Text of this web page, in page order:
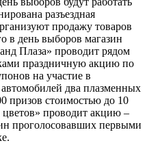
разъездная
продажу товаров
в день выборов магазин
Плаза» проводит рядом
праздничную акцию по
на участие в
два плазменных
призов стоимостью до 10
проводит акцию –
проголосовавших первыми